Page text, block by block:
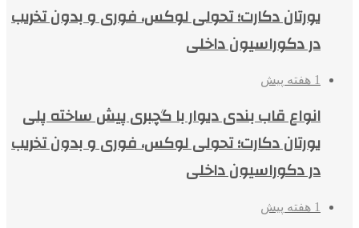
یورتان دکارت؛ تحولی لوکس، فوری و بدون تخریب
در دکوراسیون داخلی
1 هفته پیش
انواع قاب بندی دیوار با گچبری پیش ساخته پلی
یورتان دکارت؛ تحولی لوکس، فوری و بدون تخریب
در دکوراسیون داخلی
1 هفته پیش